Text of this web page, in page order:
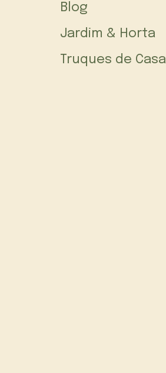
Blog
Jardim & Horta
Truques de Casa